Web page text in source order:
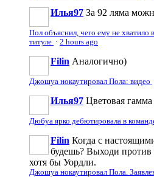
Илья97 За 92 ляма
Пол объяснил, чего ему не
титуле · 2 hours ago
Filin Аналогично)
Джошуа нокаутировал Пола: видео
Илья97 Цветовая гамма
Дюбуа ярко дебютировала в
Filin Когда с
будешь? Выходи
хотя бы Уордли.
Джошуа нокаутировал Пола.